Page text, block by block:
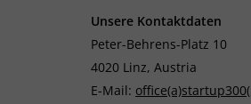
Unsere Kontaktdaten
Peter-Behrens-Platz 10
4020 Linz, Austria
E-Mail: